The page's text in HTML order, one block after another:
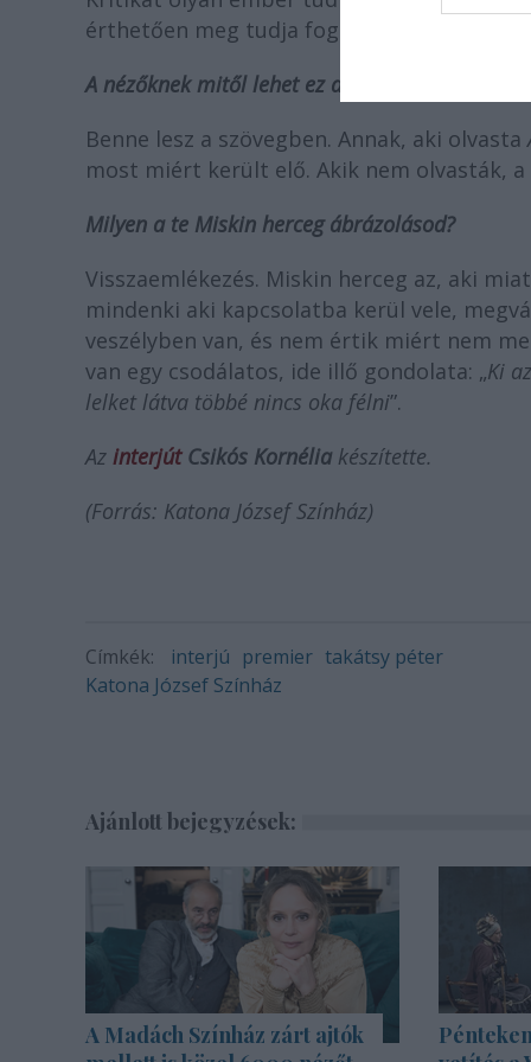
érthetően meg tudja fogalmazni a
A nézőknek mitől lehet ez a történet fontos?
Benne lesz a szövegben. Annak, aki olvasta
most miért került elő. Akik nem olvasták,
Milyen a te Miskin herceg ábrázolásod?
Visszaemlékezés. Miskin herceg az, aki
mindenki aki kapcsolatba kerül vele,
veszélyben van, és nem értik miért nem
van egy csodálatos, ide illő gondolata: „Ki
lelket látva többé nincs oka félni”.
Az interjút Csikós Kornélia készítette.
(Forrás: Katona József Színház)
Címkék: interjú premier takátsy péter
Katona József Színház
Ajánlott bejegyzések:
A Madách Színház zárt ajtók